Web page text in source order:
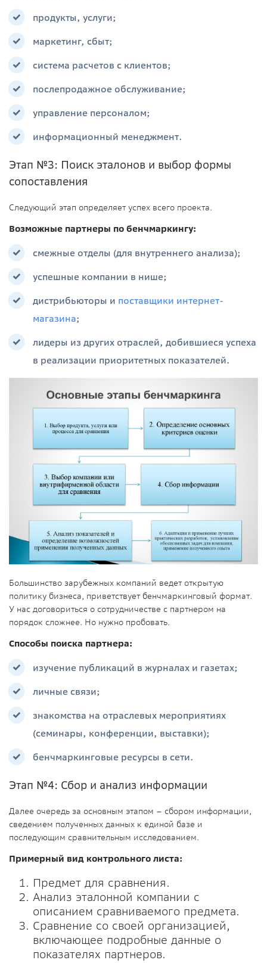
продукты, услуги;
маркетинг, сбыт;
система расчетов с клиентов;
послепродажное обслуживание;
управление персоналом;
информационный менеджмент.
Этап №3: Поиск эталонов и выбор формы
сопоставления
Следующий этап определяет успех всего проекта.
Возможные партнеры по бенчмаркингу:
смежные отделы (для внутреннего анализа);
успешные компании в нише;
дистрибьюторы и поставщики интернет-
магазина;
лидеры из других отраслей, добившиеся успеха
в реализации приоритетных показателей.
Большинство зарубежных компаний ведет открытую
политику бизнеса, приветствует бенчмаркинговый формат.
У нас договориться о сотрудничестве с партнером на
порядок сложнее. Но нужно пробовать.
Способы поиска партнера:
изучение публикаций в журналах и газетах;
личные связи;
знакомства на отраслевых мероприятиях
(семинары, конференции, выставки);
бенчмаркинговые ресурсы в сети.
Этап №4: Сбор и анализ информации
Далее очередь за основным этапом – сбором информации,
сведением полученных данных к единой базе и
последующим сравнительным исследованием.
Примерный вид контрольного листа:
Предмет для сравнения.
Анализ эталонной компании с
описанием сравниваемого предмета.
Сравнение со своей организацией,
включающее подробные данные о
показателях партнеров.